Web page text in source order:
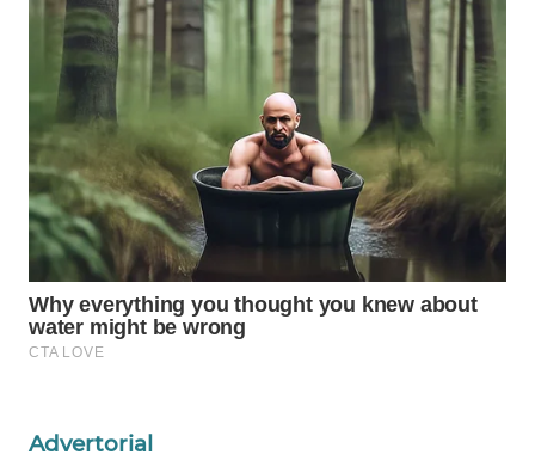
Advertorial
WAHANA
KONSUMEN
WAHANA
LISTRIK
WAHANA
TRAVEL
WAHANA
TV